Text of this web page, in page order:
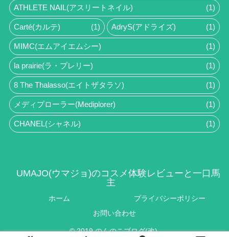
ATHLETE NAIL(アスリートネイル) (1)
Carté(カルテ) (1) AdryS(アドライズ) (1)
MIMC(エムアイエムシー) (1)
la prairie(ラ・プレリー) (1)
8 The Thalasso(エイトザタラソ) (1)
メディプローラー(Mediplorer) (1)
CHANEL(シャネル) (1)
UMAJO(ウマジョ)のコスメ体験レビューと一口馬
主
ホーム
プライバシーポリシー
お問い合わせ
© 2019 のんのこブログ(改).